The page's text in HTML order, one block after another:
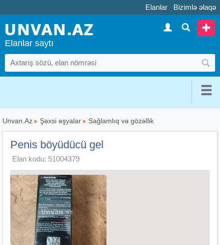
Elanlar Bizimlə əlaqə
Elanlar saytı
Unvan.Az ▸ Şəxsi əşyalar ▸ Sağlamlıq və gözəllik
Penis böyüdücü gel
Elan kodu: 51004379